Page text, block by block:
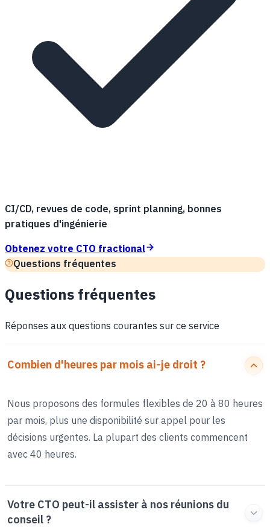
CI/CD, revues de code, sprint planning, bonnes
pratiques d'ingénierie
Obtenez votre CTO fractional
Questions fréquentes
Questions fréquentes
Réponses aux questions courantes sur ce service
Combien d'heures par mois ai-je droit ?
Nous proposons des formules flexibles de 20 à 80 heures
par mois, plus une disponibilité sur appel pour les
décisions urgentes. La plupart des clients commencent
avec 40 heures.
Votre CTO peut-il assister à nos réunions du
conseil ?